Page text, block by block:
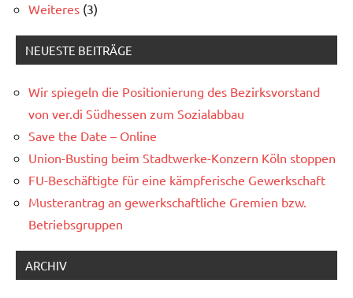
Weiteres (3)
NEUESTE BEITRÄGE
Wir spiegeln die Positionierung des Bezirksvorstand
von ver.di Südhessen zum Sozialabbau
Save the Date – Online
Union-Busting beim Stadtwerke-Konzern Köln stoppen
FU-Beschäftigte für eine kämpferische Gewerkschaft
Musterantrag an gewerkschaftliche Gremien bzw.
Betriebsgruppen
ARCHIV